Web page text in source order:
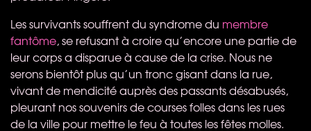
Les survivants souffrent du syndrome du membre
fantôme, se refusant à croire qu’encore une partie de
leur corps a disparue à cause de la crise. Nous ne
serons bientôt plus qu’un tronc gisant dans la rue,
vivant de mendicité auprès des passants désabusés,
pleurant nos souvenirs de courses folles dans les rues
de la ville pour mettre le feu à toutes les fêtes molles.